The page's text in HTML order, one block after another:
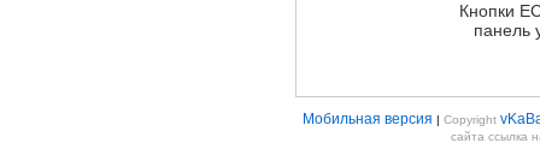
Кнопки
панель
Мобильная версия | Copyright
сайта ссылка